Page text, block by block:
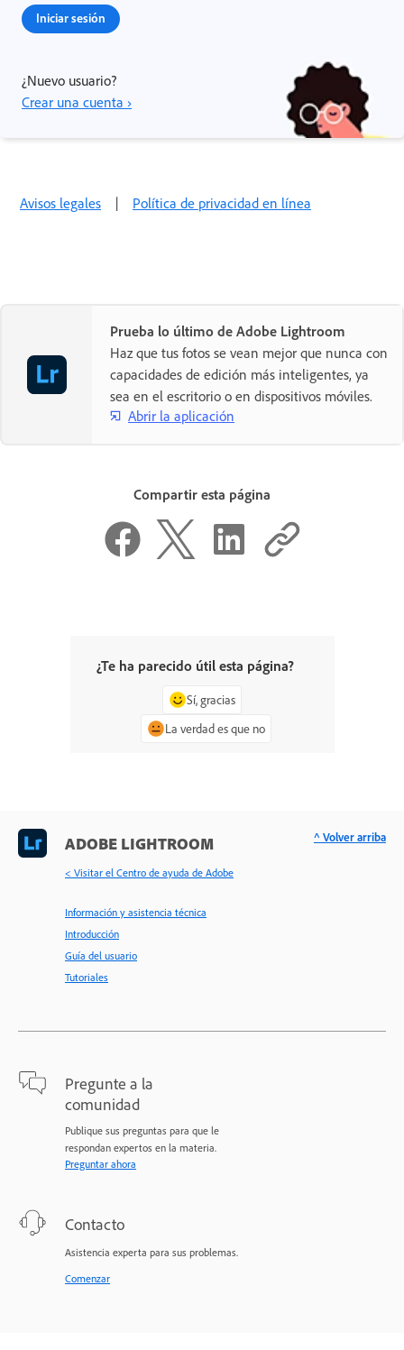
Iniciar sesión
¿Nuevo usuario?
Crear una cuenta ›
Avisos legales | Política de privacidad en línea
Prueba lo último de Adobe Lightroom
Haz que tus fotos se vean mejor que nunca con
capacidades de edición más inteligentes, ya
sea en el escritorio o en dispositivos móviles.
Abrir la aplicación
Compartir esta página
¿Te ha parecido útil esta página?
Sí, gracias
La verdad es que no
ADOBE LIGHTROOM
< Visitar el Centro de ayuda de Adobe
Información y asistencia técnica
Introducción
Guía del usuario
Tutoriales
Pregunte a la
comunidad
Publique sus preguntas para que le
respondan expertos en la materia.
Preguntar ahora
Contacto
Asistencia experta para sus problemas.
Comenzar
^ Volver arriba